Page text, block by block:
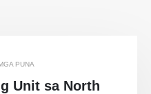
PUNA
Unit sa North